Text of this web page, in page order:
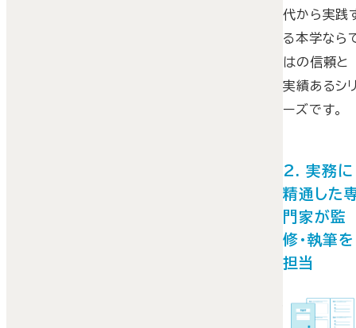
代から実践
る本学なら
はの信頼と
実績あるシ
ーズです。
2. 実務に
精通した
門家が監
修・執筆を
担当
JF&匠シリ